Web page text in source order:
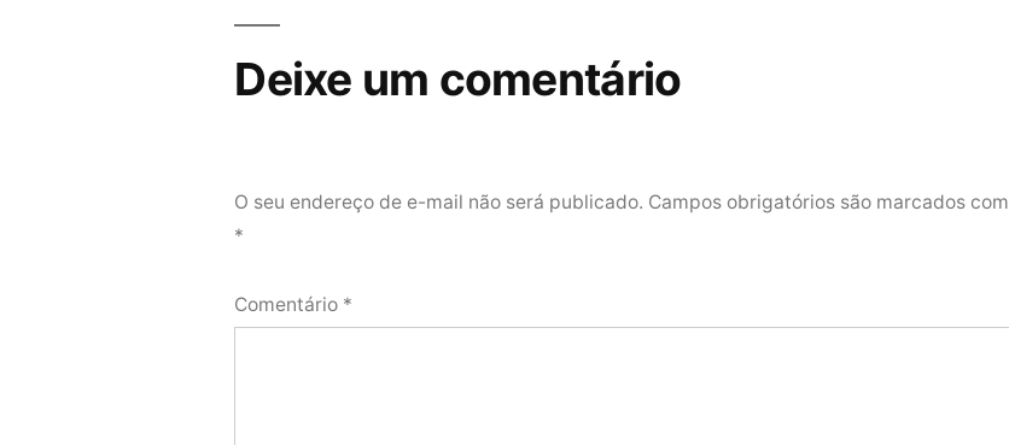
Deixe um comentário
O seu endereço de e-mail não será publicado. Campos obrigatórios são marcados com
*
Comentário *